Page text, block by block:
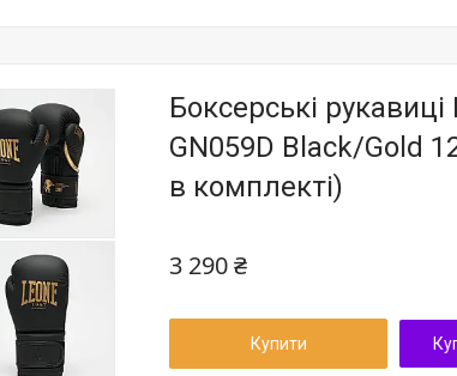
Боксерські рукавиці
GN059D Black/Gold
в комплекті)
3 290 ₴
Купити